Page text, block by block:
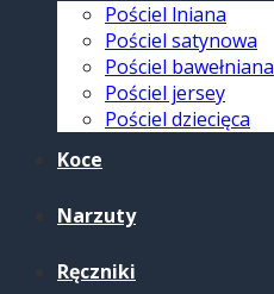
Pościel lniana
Pościel satynowa
Pościel bawełniana
Pościel jersey
Pościel dziecięca
Koce
Narzuty
Ręczniki